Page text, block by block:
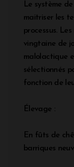
Le système
maitriser les
processus.
vingtaine de
malolactique
sélectionnés
fonction de
Élevage :
En fûts de
barriques